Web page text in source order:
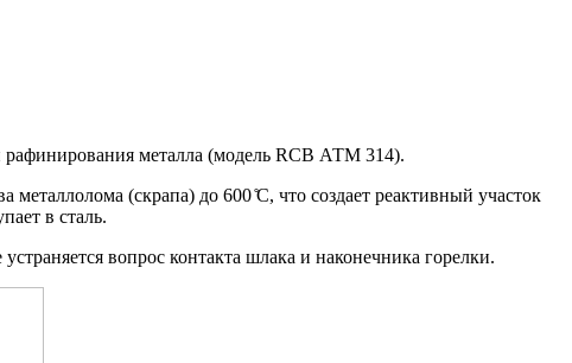
рафинирования металла (модель RCB АТМ 314).
металлолома (скрапа) до 600 ̊C, что создает реактивный участок
в сталь.
вопрос контакта шлака и наконечника горелки.